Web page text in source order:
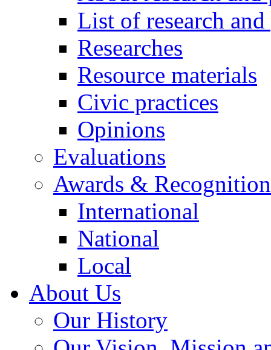
List of research
Researches
Resource materials
Civic practices
Opinions
Evaluations
Awards &
International
National
Local
About Us
Our History